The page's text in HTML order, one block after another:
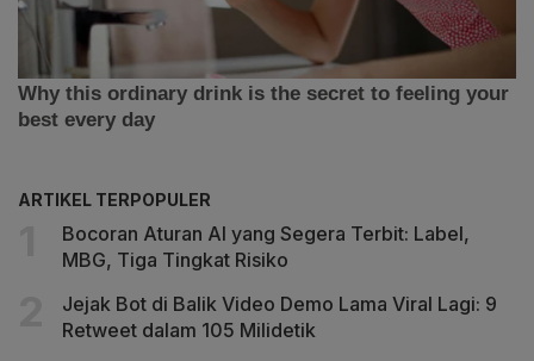
ARTIKEL TERPOPULER
Bocoran Aturan AI yang Segera Terbit: Label,
MBG, Tiga Tingkat Risiko
Jejak Bot di Balik Video Demo Lama Viral Lagi: 9
Retweet dalam 105 Milidetik